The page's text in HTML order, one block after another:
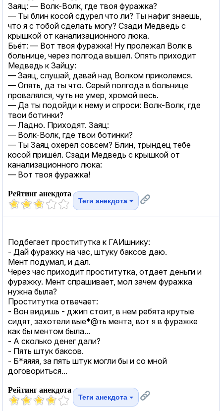
Заяц: — Волк-Волк, где твоя фуражка?
— Ты блин косой сдурел что ли? Ты нафиг знаешь,
что я с тобой сделать могу? Сзади Медведь с
крышкой от канализационного люка.
Бьёт: — Вот твоя фуражка! Ну пролежал Волк в
больнице, через полгода вышел. Опять приходит
Медведь к Зайцу:
— Заяц, слушай, давай над Волком приколемся.
— Опять, да ты что. Серый полгода в больнице
провалялся, чуть не умер, хромой весь.
— Да ты подойди к нему и спроси: Волк-Волк, где
твои ботинки?
— Ладно. Приходят. Заяц:
— Волк-Волк, где твои ботинки?
— Ты Заяц охерел совсем? Блин, трындец тебе
косой пришёл. Сзади Медведь с крышкой от
канализационного люка:
— Вот твоя фуражка!
Рейтинг анекдота
Теги анекдота
Подбегает проститутка к ГАИшнику:
- Дай фуражку на час, штуку баксов даю.
Мент подумал, и дал.
Через час приходит проститутка, отдает деньги и
фуражку. Мент спрашивает, мол зачем фуражка
нужна была?
Проститутка отвечает:
- Вон видишь - джип стоит, в нем ребята крутые
сидят, захотели вые*@ть мента, вот я в фуражке
как бы ментом была...
- А сколько денег дали?
- Пять штук баксов.
- Б*яяяя, за пять штук могли бы и со мной
договориться...
Рейтинг анекдота
Теги анекдота